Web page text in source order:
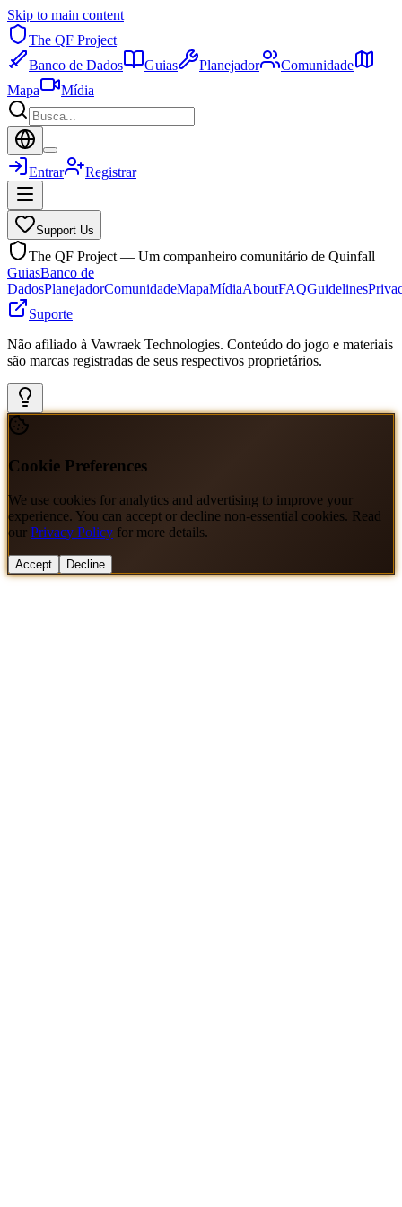
Skip to main content
The QF Project
Banco de Dados
Guias Planejador
Comunidade
Mapa
Mídia
Entrar Registrar
Support Us
The QF Project — Um companheiro comunitário de Quinfall
GuiasBanco de
DadosPlanejadorComunidadeMapaMídiaAboutFAQGuidelines
Suporte
Não afiliado à Vawraek Technologies. Conteúdo do jogo e materiais
são marcas registradas de seus respectivos proprietários.
Cookie Preferences
We use cookies for analytics and advertising to improve your
experience. You can accept or decline non-essential cookies. Read
our Privacy Policy for more details.
Accept Decline